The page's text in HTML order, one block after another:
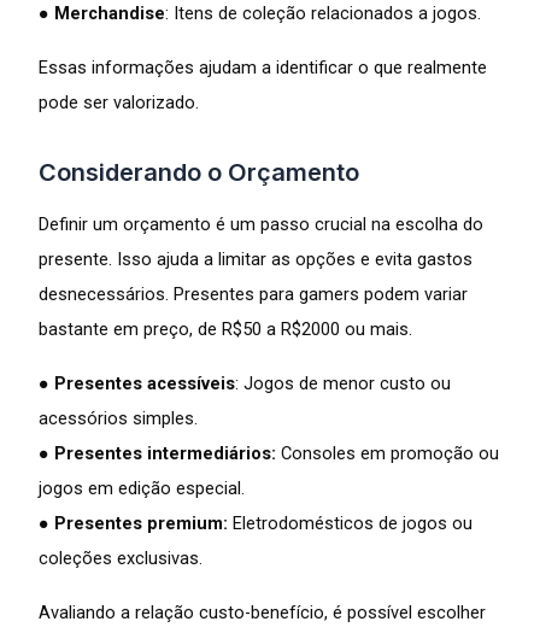
● Merchandise: Itens de coleção relacionados a jogos.
Essas informações ajudam a identificar o que realmente
pode ser valorizado.
Considerando o Orçamento
Definir um orçamento é um passo crucial na escolha do
presente. Isso ajuda a limitar as opções e evita gastos
desnecessários. Presentes para gamers podem variar
bastante em preço, de R$50 a R$2000 ou mais.
● Presentes acessíveis: Jogos de menor custo ou
acessórios simples.
● Presentes intermediários: Consoles em promoção ou
jogos em edição especial.
● Presentes premium: Eletrodomésticos de jogos ou
coleções exclusivas.
Avaliando a relação custo-benefício, é possível escolher